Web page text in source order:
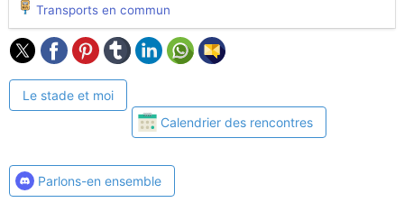
Transports en commun
Le stade et moi
Calendrier des rencontres
Parlons-en ensemble